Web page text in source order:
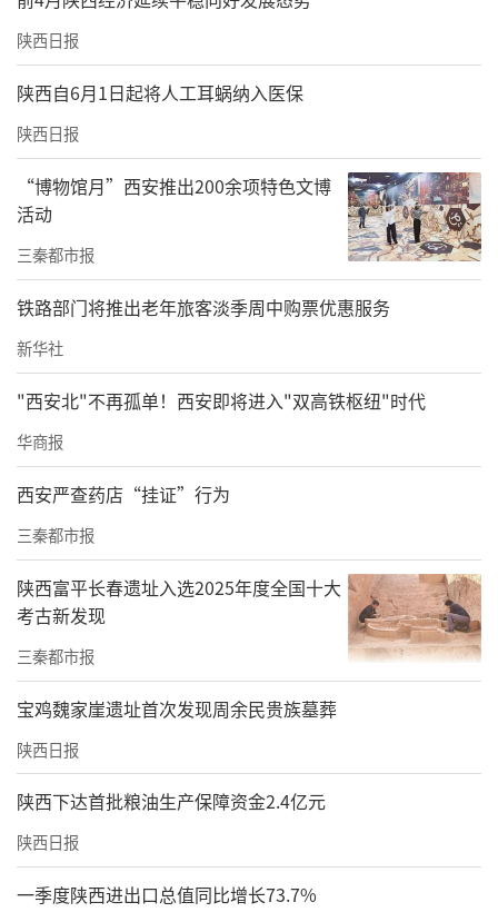
陕西日报
陕西自6月1日起将人工耳蜗纳入医保
陕西日报
“博物馆月”西安推出200余项特色文博
活动
三秦都市报
铁路部门将推出老年旅客淡季周中购票优惠服务
新华社
"西安北"不再孤单！西安即将进入"双高铁枢纽"时代
华商报
西安严查药店“挂证”行为
三秦都市报
陕西富平长春遗址入选2025年度全国十大
考古新发现
三秦都市报
宝鸡魏家崖遗址首次发现周余民贵族墓葬
陕西日报
陕西下达首批粮油生产保障资金2.4亿元
陕西日报
一季度陕西进出口总值同比增长73.7%